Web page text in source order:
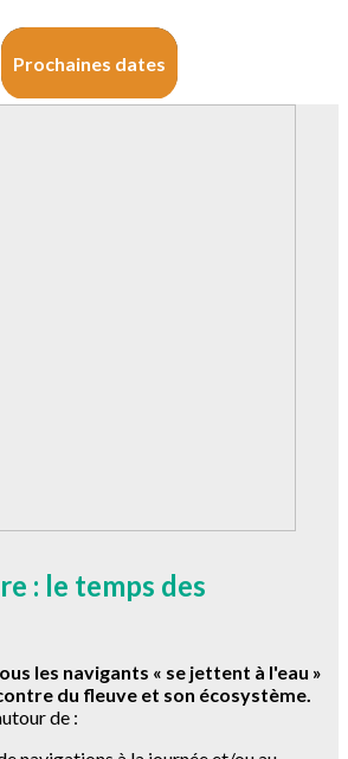
Prochaines dates
: le temps des
les navigants « se jettent à l'eau »
du fleuve et son écosystème.
de :